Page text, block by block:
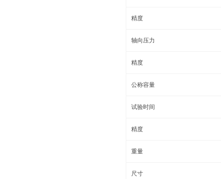
精度
轴向压力
精度
公称容量
试验时间
精度
重量
尺寸